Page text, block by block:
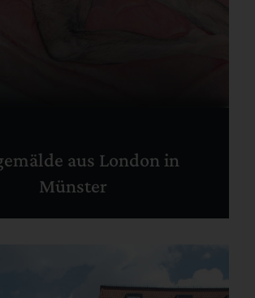
aus London in
Münster